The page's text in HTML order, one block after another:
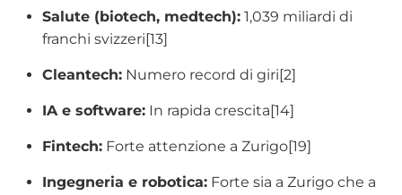
Salute (biotech, medtech): 1,039 miliardi di
franchi svizzeri[13]
Cleantech: Numero record di giri[2]
IA e software: In rapida crescita[14]
Fintech: Forte attenzione a Zurigo[19]
Ingegneria e robotica: Forte sia a Zurigo che a